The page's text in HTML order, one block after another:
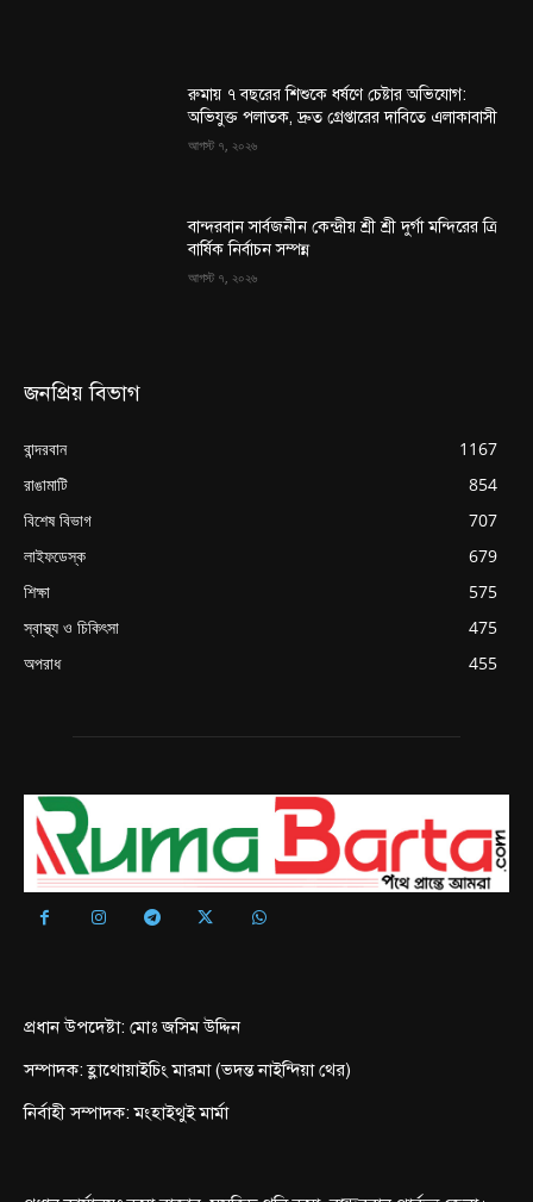
রুমায় ৭ বছরের শিশুকে ধর্ষণে চেষ্টার অভিযোগ:
অভিযুক্ত পলাতক, দ্রুত গ্রেপ্তারের দাবিতে এলাকাবাসী
আগস্ট ৭, ২০২৬
বান্দরবান সার্বজনীন কেন্দ্রীয় শ্রী শ্রী দুর্গা মন্দিরের ত্রি
বার্ষিক নির্বাচন সম্পন্ন
আগস্ট ৭, ২০২৬
জনপ্রিয় বিভাগ
বান্দরবান
1167
রাঙামাটি
854
বিশেষ বিভাগ
707
লাইফডেস্ক
679
শিক্ষা
575
স্বাস্থ্য ও চিকিৎসা
475
অপরাধ
455
প্রধান উপদেষ্টা: মোঃ জসিম উদ্দিন
সম্পাদক: হ্লাথোয়াইচিং মারমা (ভদন্ত নাইন্দিয়া থের)
নির্বাহী সম্পাদক: মংহাইথুই মার্মা